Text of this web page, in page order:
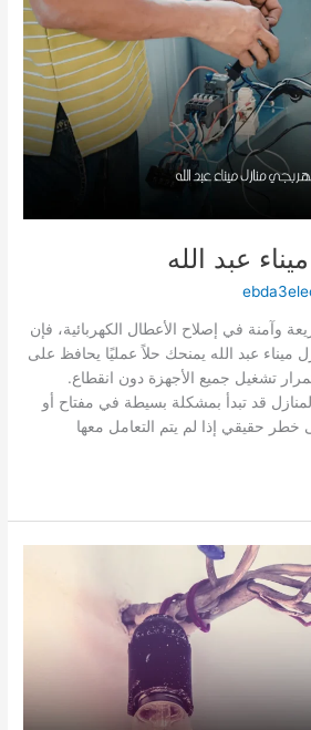
عبد الله
وآمنة في إصلاح الأعطال الكهربائية، فإن
ميناء عبد الله يمنحك حلاً عمليًا يحافظ على
تشغيل جميع الأجهزة دون انقطاع.
قد تبدأ بمشكلة بسيطة في مفتاح أو
خطر حقيقي إذا لم يتم التعامل معها